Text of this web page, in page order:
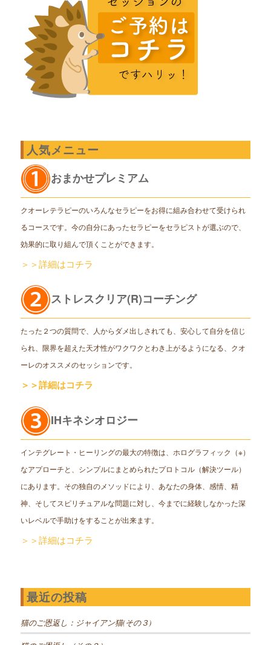
人気メニュー
おまかせプレミアム
クオーレテラピーのいろんなセラピーをお得に組み合わせて受けられ
るコースです。今の自分にあったセラピーをセラピストが選ぶので、
効果的に取り組んで頂くことができます。
＞＞詳細はコチラ
ストレスクリア(R)コーチング
たった２つの質問で、人からダメ出しされても、安心して自分を信じ
られ、限界を超えた天才性がワクワクとわき上がるようになる、クオ
ーレのオススメのセッションです。
＞＞詳細はコチラ
IHキネシオロジー
インテグレート・ヒーリングの最大の特徴は、ホログラフィック（※）
なアプローチと、シンプルにまとめられたプロトコル（解決ツール）
にあります。その独自のメソッドにより、あなたの身体、感情、精
神、そしてスピリチュアルな問題に対し、今までに経験しなかった深
いレベルで手助けをすることが出来ます。
＞＞詳細はコチラ
最近の投稿
猫のご恩返し：ジャイアン猫(その３)